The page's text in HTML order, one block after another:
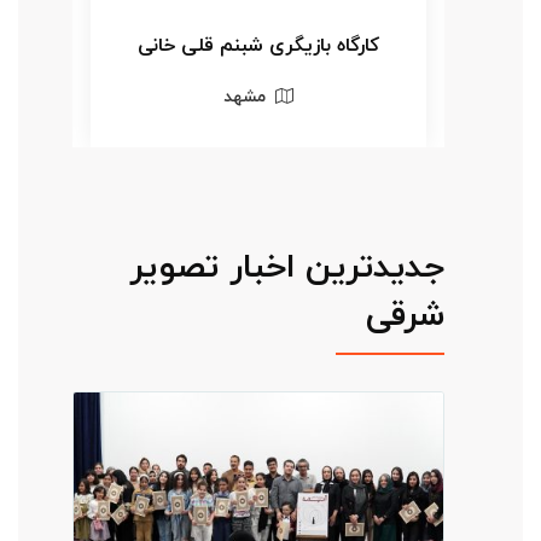
کارگاه بازیگری شبنم قلی خانی
مشهد
جدیدترین اخبار تصویر
شرقی